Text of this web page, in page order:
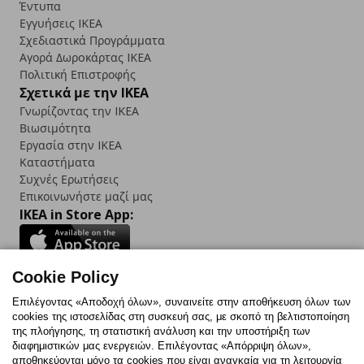
Έντυπα
Εγγυήσεις IKEA
Σχεδιαστικά Προγράμματα
Αγορά Δωρoκάρτας IKEA
Πολιτική Επιστροφής
Σχετικά με την IKEA
Γνωρίζοντας την IKEA
Βιωσιμότητα
Εργασία στην IKEA
Καταστήματα
Συχνές Ερωτήσεις
Επικοινωνήστε μαζί μας
IKEA in Store App:
Follow us:
FacebookInstagram
TikTokYoutubePinterestTwitter
Cookie Policy
Επιλέγοντας «Αποδοχή όλων», συναινείτε στην αποθήκευση όλων των
cookies της ιστοσελίδας στη συσκευή σας, με σκοπό τη βελτιστοποίηση
της πλοήγησης, τη στατιστική ανάλυση και την υποστήριξη των
διαφημιστικών μας ενεργειών. Επιλέγοντας «Απόρριψη όλων»,
αποθηκεύονται μόνο τα cookies που είναι αναγκαία για τη λειτουργία